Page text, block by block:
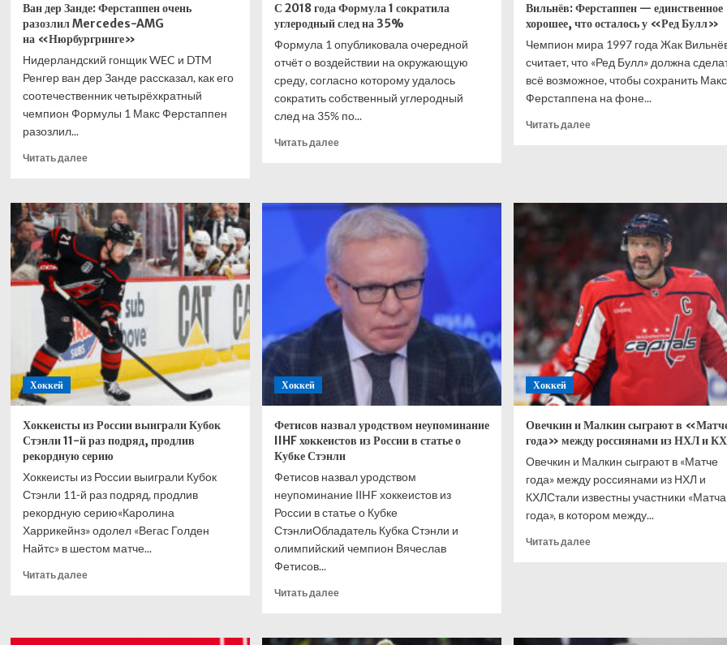
Ван дер Занде: Ферстаппен очень
разозлил Mercedes-AMG
на «Нюрбургринге»
Нидерландский гонщик WEC и DTM
Ренгер ван дер Занде рассказал, как его
соотечественник четырёхкратный
чемпион Формулы 1 Макс Ферстаппен
разозлил...
Читать далееПрочитать
Ван
дер
Занде:
Ферстаппен
очень
разозлил
Mercedes-
AMG
на «Нюрбургринге»
С 2018 года Формула 1 сократила
углеродный след на 35%
Формула 1 опубликовала очередной
отчёт о воздействии на окружающую
среду, согласно которому удалось
сократить собственный углеродный
след на 35% по...
Читать далееПрочитать
года
Формула
1 сократила
углеродный
на 35%
Вильнёв: Ферстаппен — единственное
хорошее, что осталось у «Ред Булл»
Чемпион мира 1997 года Жак
считает, что «Ред Булл» должна
всё возможное, чтобы сохранить
Ферстаппена на фоне...
Читать далееПрочитать
хорошее,
осталось
у «Ред
Булл»
Хоккей
Хоккеисты из России выиграли Кубок
Стэнли 11-й раз подряд, продлив
рекордную серию
Хоккеисты из России выиграли Кубок
Стэнли 11-й раз подряд, продлив
рекордную серию«Каролина
Харрикейнз» одолел «Вегас Голден
Найтс» в шестом матче...
Читать далееПрочитать
Хоккей
Фетисов назвал уродством неупоминание
IIHF хоккеистов из России в статье о
Кубке Стэнли
Фетисов назвал уродством
неупоминание IIHF хоккеистов из
России в статье о Кубке
СтэнлиОбладатель Кубка Стэнли и
олимпийский чемпион Вячеслав
Фетисов...
Читать далееПрочитать
Фетисов
Хоккей
Овечкин и Малкин сыграют в
года» между россиянами из НХЛ и
Овечкин и Малкин сыграют в «Матче
года» между россиянами из НХЛ и
КХЛСтали известны участники «Матча
года», в котором между...
Читать далееПрочитать